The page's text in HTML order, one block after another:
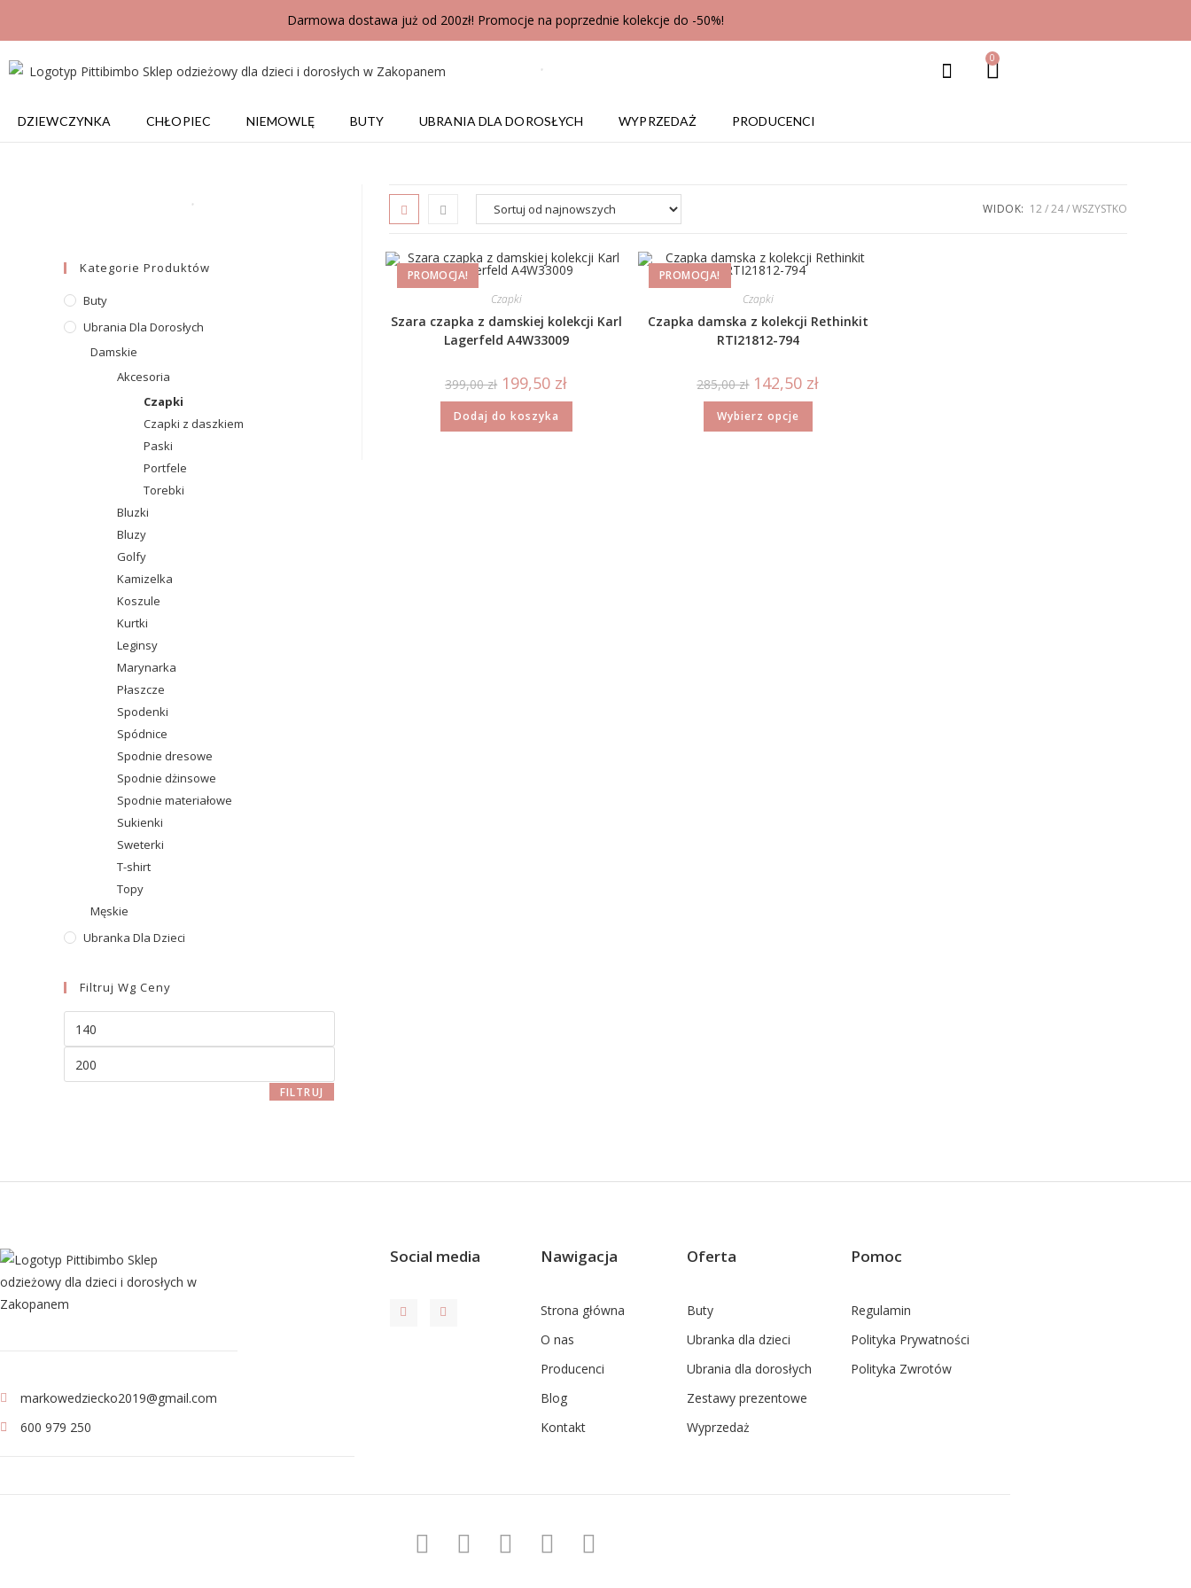
Darmowa dostawa już od 200zł! Promocje na poprzednie kolekcje do -50%!
0
DZIEWCZYNKA CHŁOPIEC NIEMOWLĘ BUTY UBRANIA DLA DOROSŁYCH WYPRZEDAŻ PRODUCENCI
WIDOK: 12 24 WSZYSTKO
PROMOCJA!
Czapki
Szara czapka z damskiej kolekcji Karl
Lagerfeld A4W33009
399,00zł 199,50 zł
Dodaj do koszyka
PROMOCJA!
Czapki
Czapka damska z kolekcji Rethinkit
RTI21812-794
285,00zł 142,50 zł
Wybierz opcje
Kategorie Produktów
Buty
Ubrania Dla Dorosłych
Damskie
Akcesoria
Czapki
Czapki z daszkiem
Paski
Portfele
Torebki
Bluzki
Bluzy
Golfy
Kamizelka
Koszule
Kurtki
Leginsy
Marynarka
Płaszcze
Spodenki
Spódnice
Spodnie dresowe
Spodnie dżinsowe
Spodnie materiałowe
Sukienki
Sweterki
T-shirt
Topy
Męskie
Ubranka Dla Dzieci
Filtruj Wg Ceny
FILTRUJ
markowedziecko2019@gmail.com
600 979 250
Social media Nawigacja
Strona główna
O nas
Producenci
Blog
Kontakt
Oferta
Buty
Ubranka dla dzieci
Ubrania dla dorosłych
Zestawy prezentowe
Wyprzedaż
Pomoc
Regulamin
Polityka Prywatności
Polityka Zwrotów